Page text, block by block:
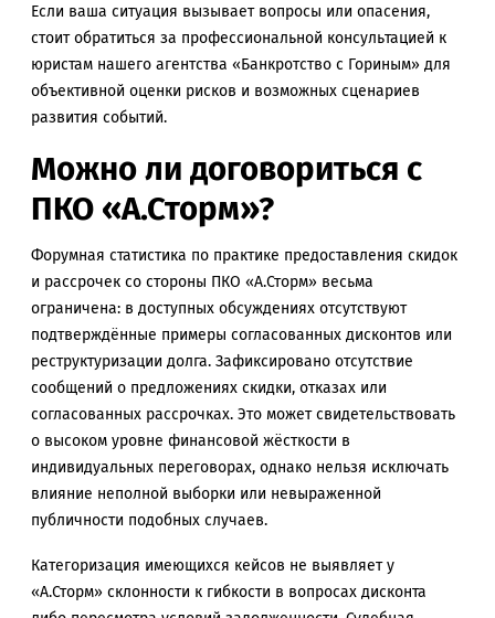
Если ваша ситуация вызывает вопросы или опасения,
стоит обратиться за профессиональной консультацией к
юристам нашего агентства «Банкротство с Гориным» для
объективной оценки рисков и возможных сценариев
развития событий.
Можно ли договориться с
ПКО «А.Сторм»?
Форумная статистика по практике предоставления скидок
и рассрочек со стороны ПКО «А.Сторм» весьма
ограничена: в доступных обсуждениях отсутствуют
подтверждённые примеры согласованных дисконтов или
реструктуризации долга. Зафиксировано отсутствие
сообщений о предложениях скидки, отказах или
согласованных рассрочках. Это может свидетельствовать
о высоком уровне финансовой жёсткости в
индивидуальных переговорах, однако нельзя исключать
влияние неполной выборки или невыраженной
публичности подобных случаев.
Категоризация имеющихся кейсов не выявляет у
«А.Сторм» склонности к гибкости в вопросах дисконта